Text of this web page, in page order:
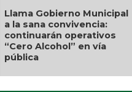
Llama Gobierno Municipal
a la sana convivencia:
continuarán operativos
“Cero Alcohol” en vía
pública